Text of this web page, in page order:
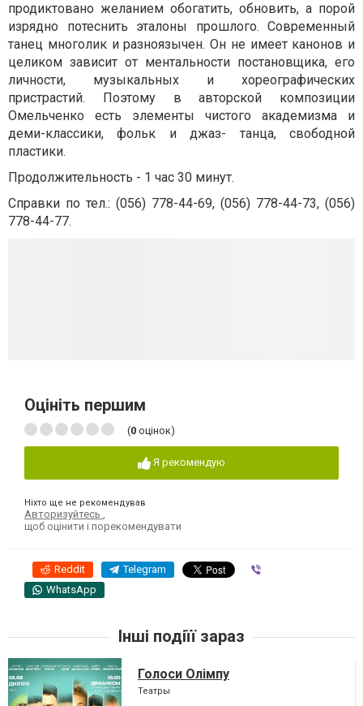
продиктовано желанием обогатить, обновить, а порой
изрядно потеснить эталоны прошлого. Современный
танец многолик и разноязычен. Он не имеет канонов и
целиком зависит от ментальности постановщика, его
личности, музыкальных и хореографических
пристрастий. Поэтому в авторской композиции
Омельченко есть элементы чистого академизма и
деми-классики, фольк и джаз- танца, свободной
пластики.
Продолжительность - 1 час 30 минут.
Справки по тел.: (056) 778-44-69, (056) 778-44-73, (056)
778-44-77.
Оцініть першим
(0 оцінок)
Я рекомендую
Ніхто ще не рекомендував
Авторизуйтесь
щоб оцінити і порекомендувати
Reddit Telegram
WhatsApp
Інші подіїї зараз
Голоси Олімпу
Театры